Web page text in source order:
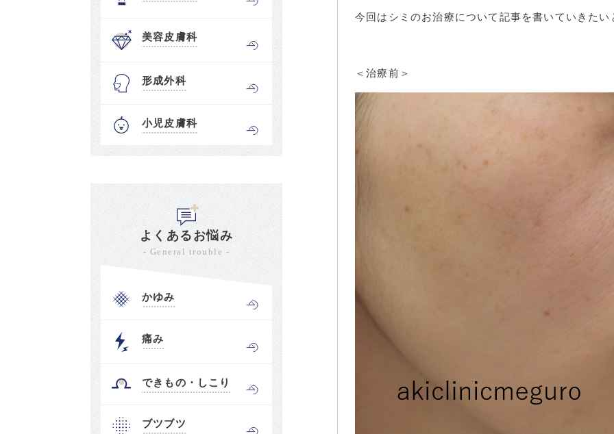
今回はシミのお治療について記事を書いていきたい
＜治療前＞
美容皮膚科
形成外科
小児皮膚科
よくあるお悩み
- General trouble -
かゆみ
痛み
できもの・しこり
ブツブツ